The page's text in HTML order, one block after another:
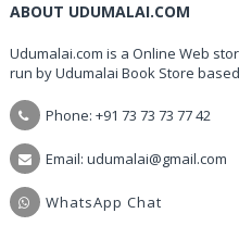
ABOUT UDUMALAI.COM
Udumalai.com is a Online Web
run by Udumalai Book Store
Phone: +91 73 73 73 77 42
Email: udumalai@gmail.com
WhatsApp Chat